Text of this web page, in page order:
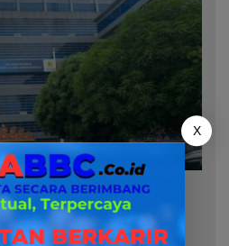
Sanksi P2TL PLN
GM PLN UID S2JB
X